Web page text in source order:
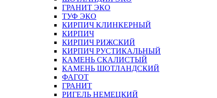
ГРАНИТ ЭКО
ТУФ ЭКО
КИРПИЧ КЛИНКЕРНЫЙ
КИРПИЧ
КИРПИЧ РИЖСКИЙ
КИРПИЧ РУСТИКАЛЬНЫЙ
КАМЕНЬ СКАЛИСТЫЙ
КАМЕНЬ ШОТЛАНДСКИЙ
ФАГОТ
ГРАНИТ
РИГЕЛЬ НЕМЕЦКИЙ